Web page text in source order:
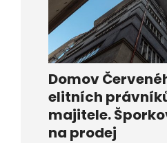
Domov
elitních
majitele.
na prodej